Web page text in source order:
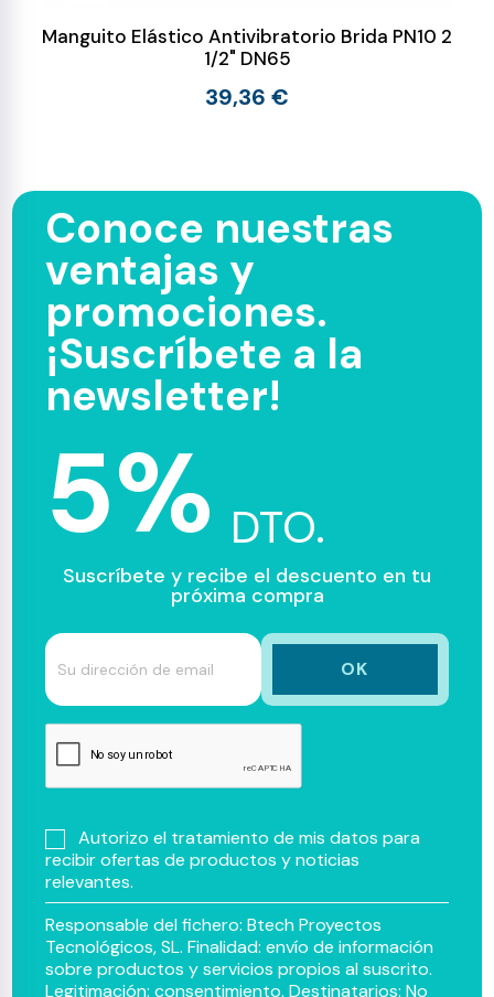
Manguito Elástico Antivibratorio Brida PN10 2
1/2" DN65
39,36 €
Conoce nuestras
ventajas y
promociones.
¡Suscríbete a la
newsletter!
5% DTO.
Suscríbete y recibe el descuento en tu
próxima compra
Autorizo el tratamiento de mis datos para
recibir ofertas de productos y noticias
relevantes.
Responsable del fichero: Btech Proyectos
Tecnológicos, SL. Finalidad: envío de información
sobre productos y servicios propios al suscrito.
Legitimación: consentimiento. Destinatarios: No